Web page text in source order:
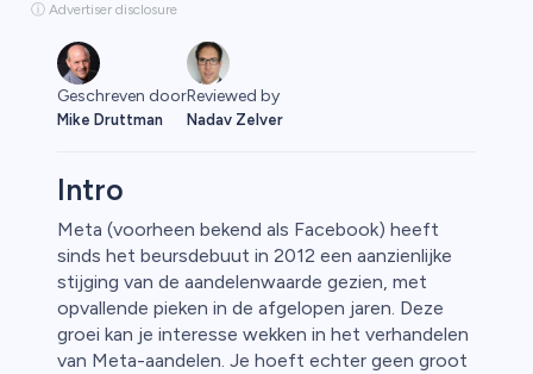
ⓘ Advertiser disclosure
Geschreven door
Mike Druttman
Reviewed by
Nadav Zelver
Intro
Meta (voorheen bekend als Facebook) heeft
sinds het beursdebuut in 2012 een aanzienlijke
stijging van de aandelenwaarde gezien, met
opvallende pieken in de afgelopen jaren. Deze
groei kan je interesse wekken in het verhandelen
van Meta-aandelen. Je hoeft echter geen groot